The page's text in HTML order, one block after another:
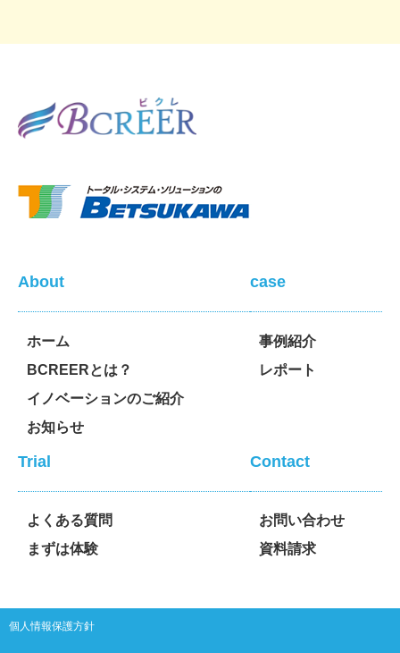
About
ホーム
BCREERとは？
イノベーションのご紹介
お知らせ
case
事例紹介
レポート
Trial
よくある質問
まずは体験
Contact
お問い合わせ
資料請求
個人情報保護方針